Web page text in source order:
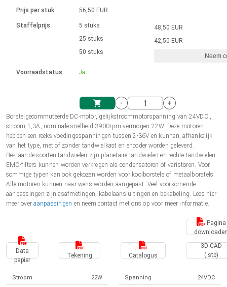
Eenheidssysteem
Winkelwagen
Solenoïden
driver
Ø 28-42| 1-1400 rpm | <= 290Ncm
Borstelloze DC-motordrivers
Borstel DC-motordrivers DPWM-
Stappenmotor drivers
Synchroon-asynchroon | voor 1-4 aandrijvingen
Besturingskasten
Synchroon-asynchroon | voor 1-4 aandrijvingen
Français (EUR)
Polski (EUR)
Norsk (NOK)
Suomi (EUR)
Svenska (SEK)
Prijs per stuk
Staffelprijs
Voorraadstatus
56,50 EUR
5 stuks
25 stuks
50 stuks
Ja
48,50 EUR
42,50 EUR
Neem
-
+
Borstelgecommuteerde DC-motor, gelijkstroommotorspanning van 24VDC ,
stroom 1,3A, nominale snelheid 3900rpm vermogen 22W. Deze motoren
hebben een reeks voedingsspanningen tussen 2-36V en kunnen, afhankelijk
van het type, met of zonder tandwielkast en encoder worden geleverd.
Bestaande soorten tandwielen zijn planetaire tandwielen en rechte tandwielen.
EMC-filters kunnen worden verkregen als condensatoren of varistoren. Voor
sommige typen kan ook gekozen worden voor koolborstels of metaalborstels.
Alle motoren kunnen naar wens worden aangepast. Veel voorkomende
aanpassingen zijn asafmetingen, kabelaansluitingen en bekabeling. Lees hier
meer overaanpassingen en neem contact met ons op voor meer informatie.
Pagina
Data
papier
Tekening Catalogus
3D-CAD
(.stp)
Stroom 22W Spanning 24VDC